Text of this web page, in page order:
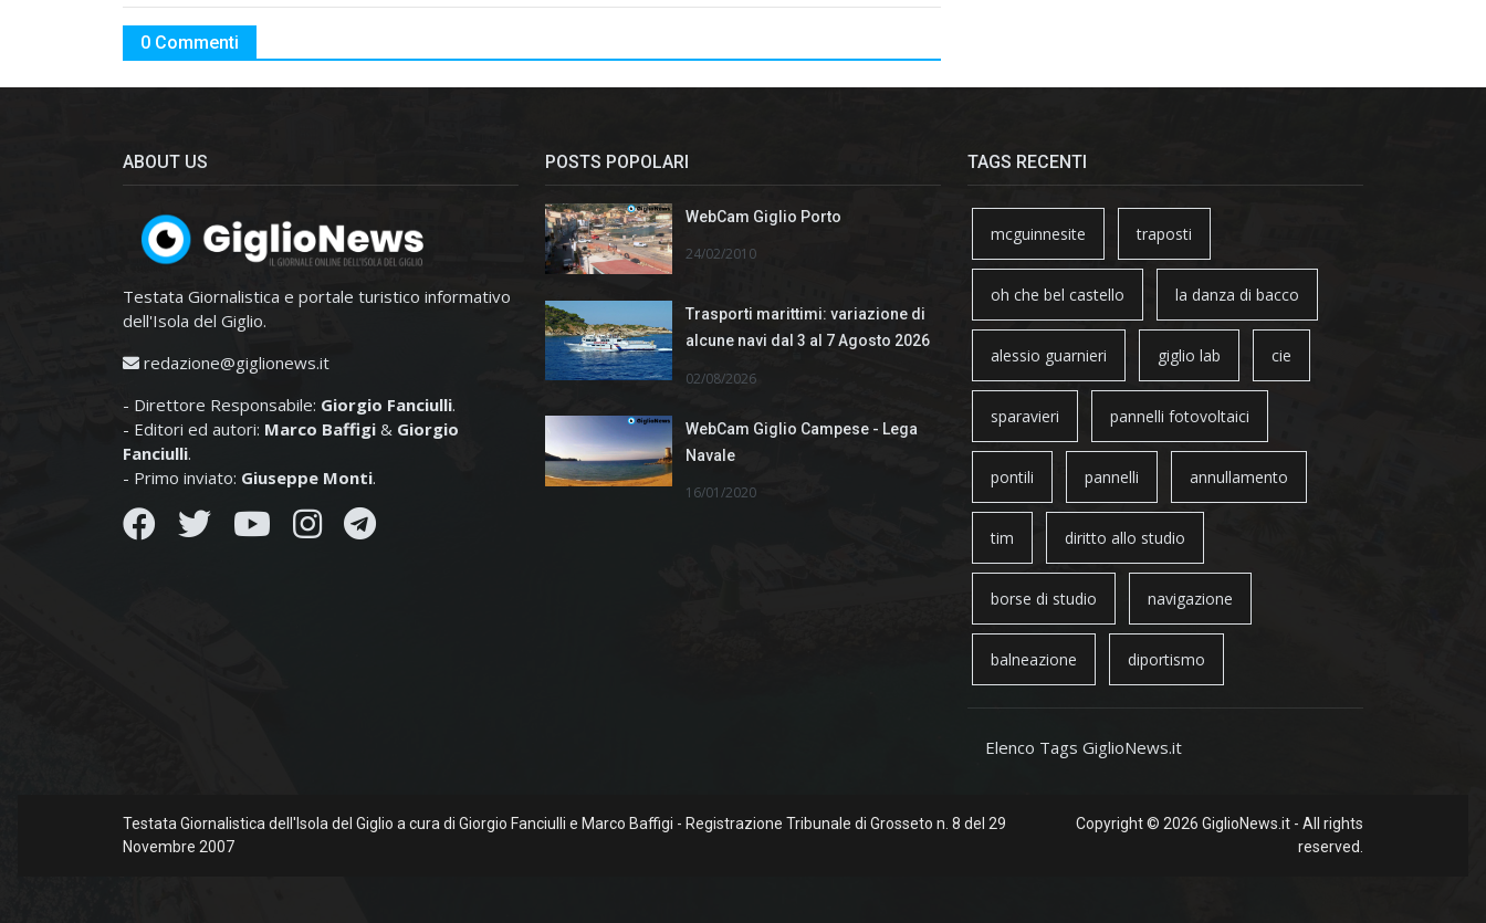
0 Commenti
ABOUT US
Testata Giornalistica e portale turistico informativo
dell'Isola del Giglio.
redazione@giglionews.it
- Direttore Responsabile: Giorgio Fanciulli.
- Editori ed autori: Marco Baffigi & Giorgio
Fanciulli.
- Primo inviato: Giuseppe Monti.
POSTS POPOLARI
WebCam Giglio Porto
24/02/2010
Trasporti marittimi: variazione di
alcune navi dal 3 al 7 Agosto 2026
02/08/2026
WebCam Giglio Campese - Lega
Navale
16/01/2020
TAGS RECENTI
mcguinnesite traposti
oh che bel castello la danza di bacco
alessio guarnieri giglio lab cie
sparavieri pannelli fotovoltaici
pontili pannelli annullamento
tim diritto allo studio
borse di studio navigazione
balneazione diportismo
Elenco Tags GiglioNews.it
Testata Giornalistica dell'Isola del Giglio a cura di Giorgio Fanciulli e Marco Baffigi - Registrazione Tribunale di Grosseto n. 8 del 29
Novembre 2007
Copyright © 2026 GiglioNews.it - All rights
reserved.